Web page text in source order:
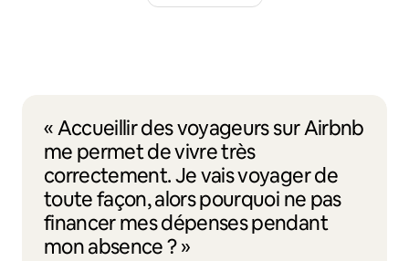
« Accueillir des voyageurs sur Airbnb
me permet de vivre très
correctement. Je vais voyager de
toute façon, alors pourquoi ne pas
financer mes dépenses pendant
mon absence ? »